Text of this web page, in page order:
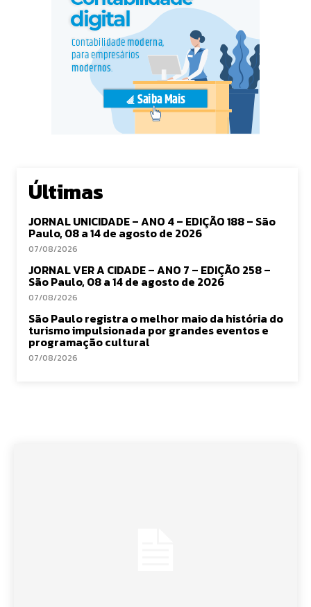
Últimas
JORNAL UNICIDADE – ANO 4 – EDIÇÃO 188 – São
Paulo, 08 a 14 de agosto de 2026
07/08/2026
JORNAL VER A CIDADE – ANO 7 – EDIÇÃO 258 –
São Paulo, 08 a 14 de agosto de 2026
07/08/2026
São Paulo registra o melhor maio da história do
turismo impulsionada por grandes eventos e
programação cultural
07/08/2026